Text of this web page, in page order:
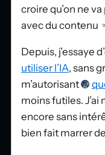
croire qu’on ne
avec du contenu
Depuis, j’essaye
utiliser l’IA, sans
m’autorisant
moins futiles.
encore sans
bien fait marrer